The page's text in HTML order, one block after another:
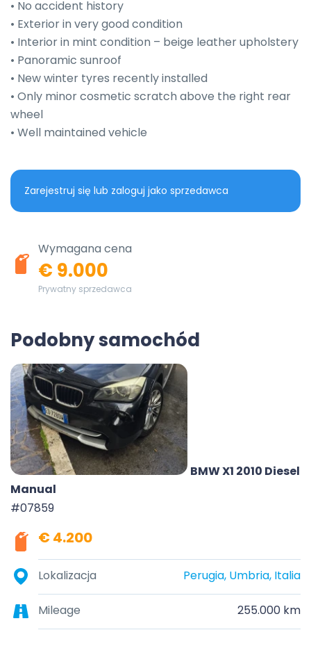
• No accident history
• Exterior in very good condition
• Interior in mint condition – beige leather upholstery
• Panoramic sunroof
• New winter tyres recently installed
• Only minor cosmetic scratch above the right rear
wheel
• Well maintained vehicle
Zarejestruj się lub zaloguj jako sprzedawca
Wymagana cena
€ 9.000
Prywatny sprzedawca
Podobny samochód
BMW X1 2010 Diesel
Manual
#07859
€ 4.200
Lokalizacja Perugia, Umbria, Italia
Mileage 255.000 km